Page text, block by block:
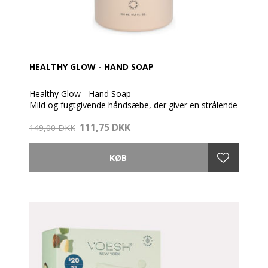
HEALTHY GLOW - HAND SOAP
Healthy Glow - Hand Soap
Mild og fugtgivende håndsæbe, der giver en strålende
149,00 DKK 111,75 DKK